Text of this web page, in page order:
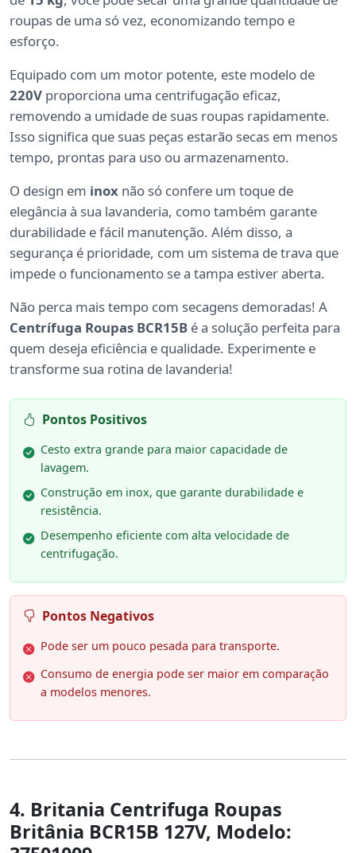
roupas de uma só vez, economizando tempo e
esforço.
Equipado com um motor potente, este modelo de
220V proporciona uma centrifugação eficaz,
removendo a umidade de suas roupas rapidamente.
Isso significa que suas peças estarão secas em menos
tempo, prontas para uso ou armazenamento.
O design em inox não só confere um toque de
elegância à sua lavanderia, como também garante
durabilidade e fácil manutenção. Além disso, a
segurança é prioridade, com um sistema de trava que
impede o funcionamento se a tampa estiver aberta.
Não perca mais tempo com secagens demoradas! A
Centrífuga Roupas BCR15B é a solução perfeita para
quem deseja eficiência e qualidade. Experimente e
transforme sua rotina de lavanderia!
Pontos Positivos
Cesto extra grande para maior capacidade de
lavagem.
Construção em inox, que garante durabilidade e
resistência.
Desempenho eficiente com alta velocidade de
centrifugação.
Pontos Negativos
Pode ser um pouco pesada para transporte.
Consumo de energia pode ser maior em comparação
a modelos menores.
4. Britania Centrifuga Roupas
Britânia BCR15B 127V, Modelo: